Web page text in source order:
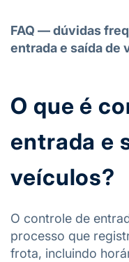
FAQ — dúvidas
entrada e saída de
O que é
entrada e
veículos?
O controle de
processo que
frota, incluindo